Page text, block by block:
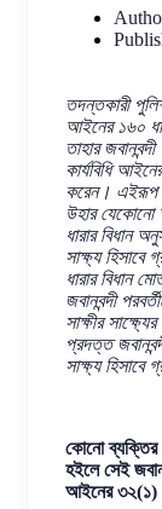
তদন্তকারী
আইনের ১৬০
তাহার
কার্যবিধি
করেন। এইরূপ
উহার যেকোনো
ধারার বিধান
সাক্ষ্য
ধারার বিধান
জবানবন্দী
সাক্ষীর
প্রদত্ত
সাক্ষ্য হিসাবে
কোনো ব্যক্তির
হইলে সেই
আইনের ৩২(১)